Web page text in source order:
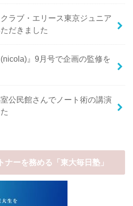
ラブ・エリース東京ジュニア
だきました
』9月号で企画の監修を
公民館さんでノート術の講演
ナーを務める「東大毎日塾」